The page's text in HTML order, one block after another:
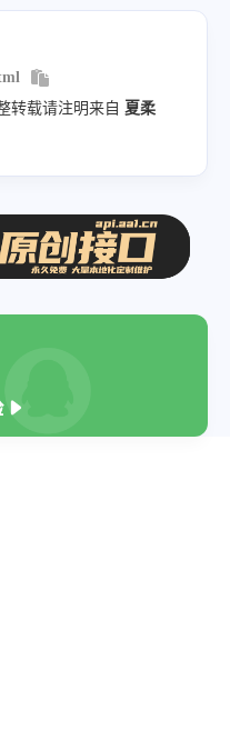
2 小时内没有降水。"
转载请注明来自 夏柔